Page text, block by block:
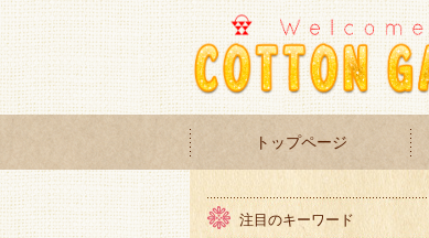
トップページ
注目のキーワード